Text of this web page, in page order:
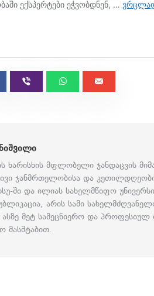
ხარისხის მფლობელი ჯანდაცვის
ჯანმრთელობისა და
ში და ილიას სახელმწიფო
არის სამი
მეტ სამეცნიერო და
მასშტაბით.